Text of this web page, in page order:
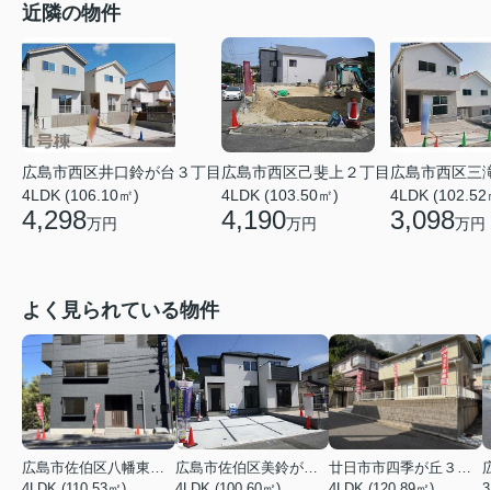
近隣の物件
広島市西区井口鈴が台３丁目
4LDK (106.10㎡)
4,298万円
広島市西区己斐上２丁目
4LDK (103.50㎡)
4,190万円
広島市西区三
4LDK (102.52
3,098万円
よく見られている物件
広島市佐伯区八幡東４丁目
広島市佐伯区美鈴が丘西４丁目
廿日市市四季が丘３丁目